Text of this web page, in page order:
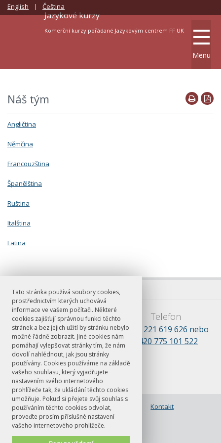
Tato stránka používá soubory cookies,
prostřednictvím kterých uchovává
informace ve vašem počítači. Některé
cookies zajišťují správnou funkci těchto
stránek a bez jejich užití by stránku nebylo
možné řádně zobrazit. Jiné cookies nám
pomáhají vylepšovat stránky tím, že nám
dovolí nahlédnout, jak jsou stránky
používány. Cookies používáme na základě
vašeho souhlasu, který vyjadřujete
nastavením svého internetového
prohlížeče tak, že ukládání těchto cookies
umožňuje. Pokud si přejete svůj souhlas s
používáním těchto cookies odvolat,
proveďte prosím příslušné nastavení
vašeho internetového prohlížeče.
Jazykové kurzy
Komerční kurzy pořádané Jazykovým centrem FF UK
Náš tým
Angličtina
Němčina
Francouzština
Španělština
Ruština
Italština
Latina
Menu
English Čeština
E-mail
barbora.kosikova@ff.cuni.cz
Telefon
+420 221 619 626 nebo
+420 775 101 522
© FF UK 2026
Nabídka kurzů a
přihlašování
Kontakt